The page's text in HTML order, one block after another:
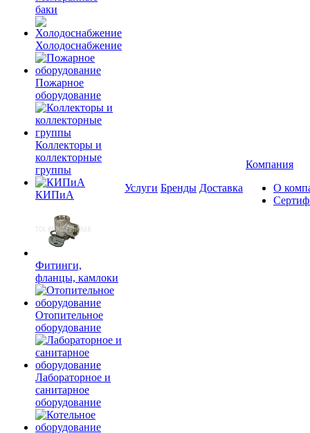
баки
Холодоснабжение
Пожарное
оборудование
Коллекторы и
коллекторные
группы
КИПиА
Фитинги,
фланцы, камлоки
Отопительное
оборудование
Лабораторное и
санитарное
оборудование
Услуги Бренды Доставка
Компания
О